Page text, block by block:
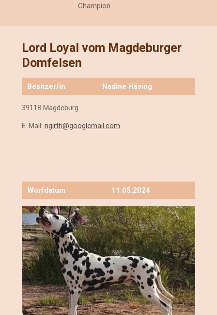
Champion
Lord Loyal vom Magdeburger
Domfelsen
Besitzer/in Nadine Häsing
39118 Magdeburg
E-Mail: ngirth@googlemail.com
Wurfdatum 11.05.2024